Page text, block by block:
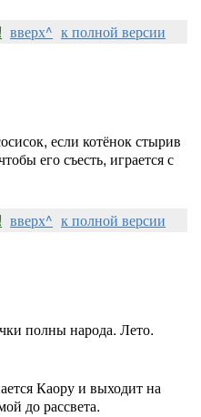
вверх^ к полной версии
если котёнок стырив
его съесть, играется с
вверх^ к полной версии
полны народа. Лето.
Каору и выходит на
до рассвета.